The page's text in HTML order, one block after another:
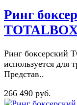
Ринг
Ринг боксерский
используется для
Представ..
266 490 руб.